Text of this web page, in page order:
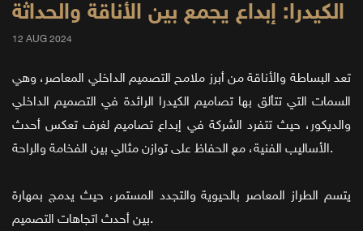
الكيدرا: إبداع يجمع بين الأناقة والحداثة
12 AUG 2024
تعد البساطة والأناقة من أبرز ملامح التصميم الداخلي المعاصر، وهي
السمات التي تتألق بها تصاميم الكيدرا الرائدة في التصميم الداخلي
والديكور، حيث تتفرد الشركة في إبداع تصاميم لغرف تعكس أحدث
الأساليب الفنية، مع الحفاظ على توازن مثالي بين الفخامة والراحة.
يتسم الطراز المعاصر بالحيوية والتجدد المستمر، حيث يدمج بمهارة
بين أحدث اتجاهات التصميم.